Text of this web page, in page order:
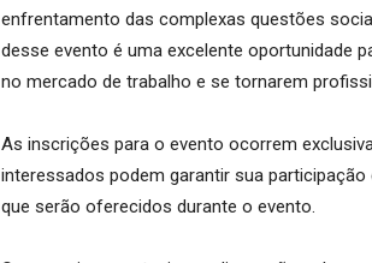
enfrentamento das complexas questões
desse evento é uma excelente oportunidade
no mercado de trabalho e se tornarem
As inscrições para o evento ocorrem
interessados podem garantir sua
que serão oferecidos durante o evento.